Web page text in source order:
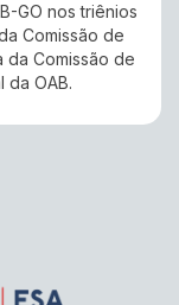
GO nos triênios
Comissão de
da Comissão de
da OAB.